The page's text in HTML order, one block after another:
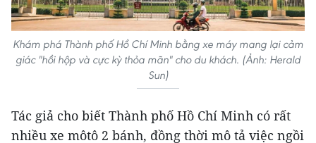
Khám phá Thành phố Hồ Chí Minh bằng xe máy mang lại cảm
giác "hồi hộp và cực kỳ thỏa mãn" cho du khách. (Ảnh: Herald
Sun)
Tác giả cho biết Thành phố Hồ Chí Minh có rất
nhiều xe môtô 2 bánh, đồng thời mô tả việc ngồi